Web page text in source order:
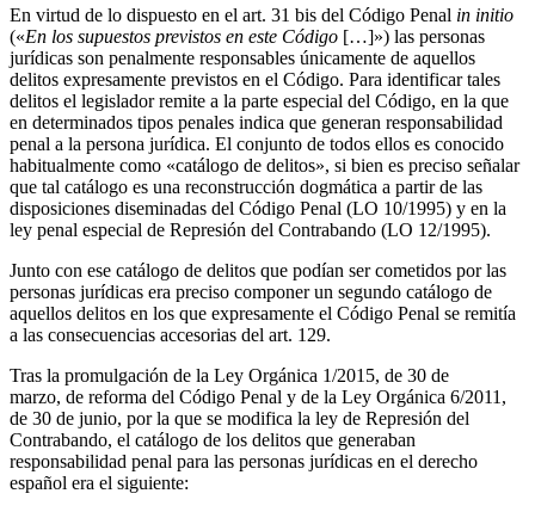
En virtud de lo dispuesto en el art. 31 bis del Código Penal in initio
(«En los supuestos previstos en este Código […]») las personas
jurídicas son penalmente responsables únicamente de aquellos
delitos expresamente previstos en el Código. Para identificar tales
delitos el legislador remite a la parte especial del Código, en la que
en determinados tipos penales indica que generan responsabilidad
penal a la persona jurídica. El conjunto de todos ellos es conocido
habitualmente como «catálogo de delitos», si bien es preciso señalar
que tal catálogo es una reconstrucción dogmática a partir de las
disposiciones diseminadas del Código Penal (LO 10/1995) y en la
ley penal especial de Represión del Contrabando (LO 12/1995).
Junto con ese catálogo de delitos que podían ser cometidos por las
personas jurídicas era preciso componer un segundo catálogo de
aquellos delitos en los que expresamente el Código Penal se remitía
a las consecuencias accesorias del art. 129.
Tras la promulgación de la Ley Orgánica 1/2015, de 30 de
marzo, de reforma del Código Penal y de la Ley Orgánica 6/2011,
de 30 de junio, por la que se modifica la ley de Represión del
Contrabando, el catálogo de los delitos que generaban
responsabilidad penal para las personas jurídicas en el derecho
español era el siguiente: